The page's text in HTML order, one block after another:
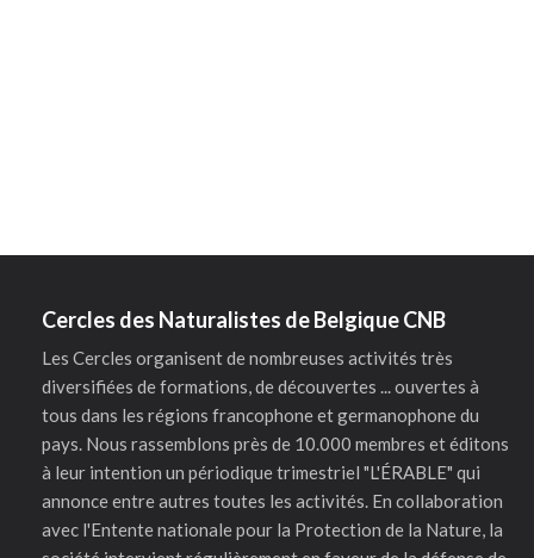
Cercles des Naturalistes de Belgique CNB
Les Cercles organisent de nombreuses activités très
diversifiées de formations, de découvertes ... ouvertes à
tous dans les régions francophone et germanophone du
pays. Nous rassemblons près de 10.000 membres et éditons
à leur intention un périodique trimestriel "L'ÉRABLE" qui
annonce entre autres toutes les activités. En collaboration
avec l'Entente nationale pour la Protection de la Nature, la